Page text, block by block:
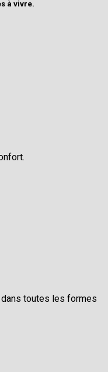
à vivre.
dans toutes les formes